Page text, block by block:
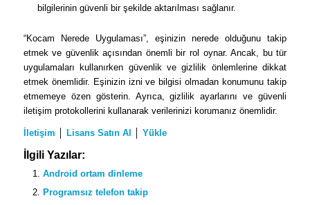
bilgilerinin güvenli bir şekilde aktarılması sağlanır.
“Kocam Nerede Uygulaması”, eşinizin nerede olduğunu takip
etmek ve güvenlik açısından önemli bir rol oynar. Ancak, bu tür
uygulamaları kullanırken güvenlik ve gizlilik önlemlerine dikkat
etmek önemlidir. Eşinizin izni ve bilgisi olmadan konumunu takip
etmemeye özen gösterin. Ayrıca, gizlilik ayarlarını ve güvenli
iletişim protokollerini kullanarak verilerinizi korumanız önemlidir.
İletişim Lisans Satın Al Yükle
İlgili Yazılar:
Android ortam dinleme
Programsız telefon takip